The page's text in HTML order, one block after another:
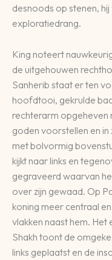
desnoods op stenen,
exploratiedrang.
King noteert
de uitgehouwen
Sanherib staat er ten
hoofdtooi, gekrulde
rechterarm opgeheven
goden voorstellen en in
met bolvormig
kijkt naar links en
gegraveerd waarvan
over zijn gewaad. Op
koning meer centraal
vlakken naast hem.
Shakh toont de
links geplaatst en de